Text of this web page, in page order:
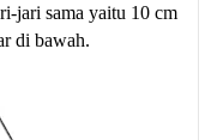
jari sama yaitu 10 cm
di bawah.